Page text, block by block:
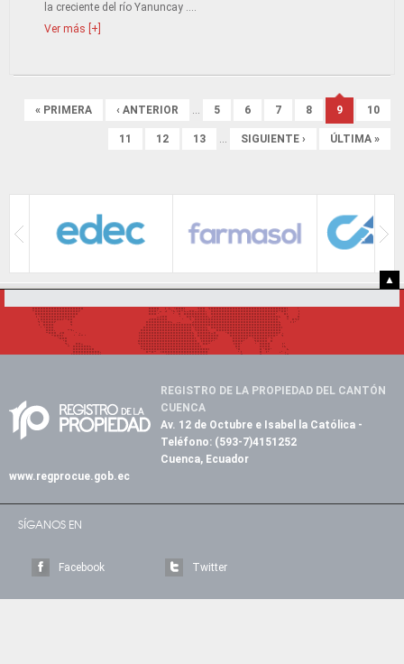
la creciente del río Yanuncay ....
Ver más [+]
Páginas
« PRIMERA ‹ ANTERIOR … 5 6 7 8 9 10
11 12 13 … SIGUIENTE › ÚLTIMA »
▲
REGISTRO DE LA PROPIEDAD DEL CANTÓN
CUENCA
Av. 12 de Octubre e Isabel la Católica -
Teléfono: (593-7)4151252
Cuenca, Ecuador
www.regprocue.gob.ec
SÍGANOS EN
Facebook Twitter